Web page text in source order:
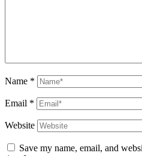
Name *
Email *
Website
Save my name, email, and